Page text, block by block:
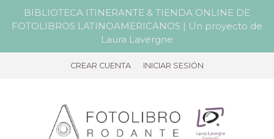
BIBLIOTECA ITINERANTE & TIENDA ONLINE DE
FOTOLIBROS LATINOAMERICANOS | Un proyecto de
Laura Lavergne
CREAR CUENTA INICIAR SESIÓN